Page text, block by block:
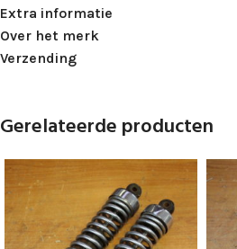
Extra informatie
Over het merk
Verzending
Gerelateerde producten